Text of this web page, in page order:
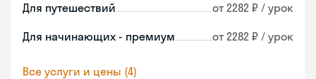
Для путешествий от 2282 ₽ / урок
Для начинающих - премиум от 2282 ₽ / урок
Все услуги и цены (4)